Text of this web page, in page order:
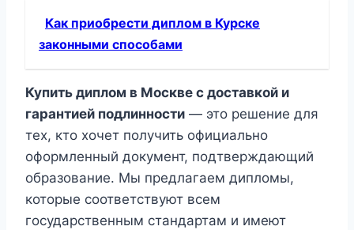
Как приобрести диплом в Курске
законными способами
Купить диплом в Москве с доставкой и
гарантией подлинности — это решение для
тех, кто хочет получить официально
оформленный документ, подтверждающий
образование. Мы предлагаем дипломы,
которые соответствуют всем
государственным стандартам и имеют